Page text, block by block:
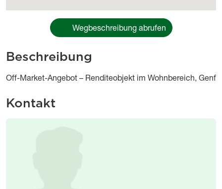
Wegbeschreibung abrufen
Beschreibung
body
Off-Market-Angebot – Renditeobjekt im Wohnbereich, Genf
Kontakt